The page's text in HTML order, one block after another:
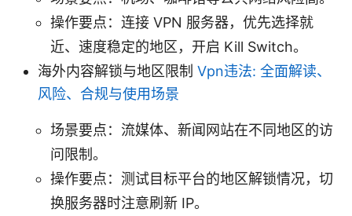
操作要点：连接 VPN 服务器，优先选择就
近、速度稳定的地区，开启 Kill Switch。
海外内容解锁与地区限制 Vpn违法: 全面解读、
风险、合规与使用场景
场景要点：流媒体、新闻网站在不同地区的访
问限制。
操作要点：测试目标平台的地区解锁情况，切
换服务器时注意刷新 IP。